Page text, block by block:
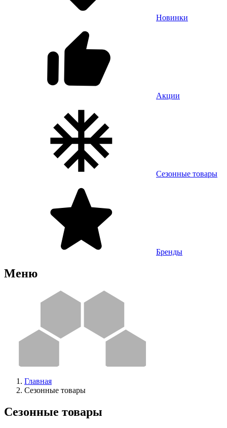
Новинки
Акции
Сезонные товары
Бренды
Меню
Главная
Сезонные товары
Сезонные товары